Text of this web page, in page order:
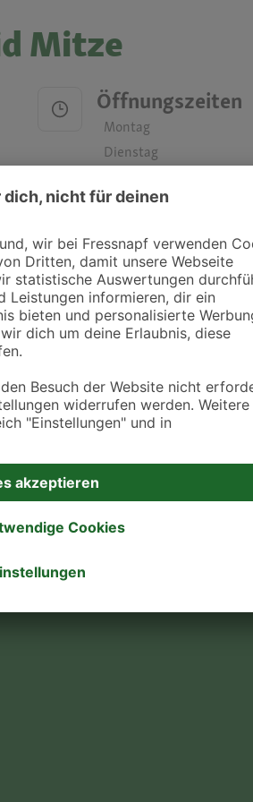
Mitze
Öffnungszeiten
Montag
Dienstag
Donnerstag
Samstag
Sonntag
übersichtlich anzuzeigen. Über Dr.
direkt an die jeweilige Praxis oder Klinik.
gelistet werden oder Ihre Daten ändern